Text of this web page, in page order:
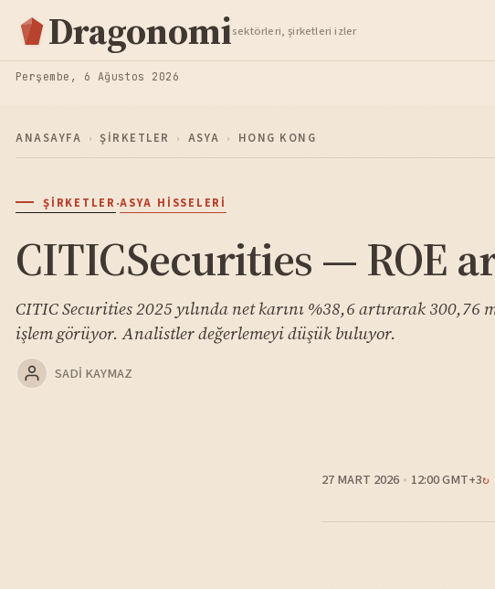
Dragonomisektörleri, şirketleri izler
Perşembe, 6 Ağustos 2026
ANASAYFA › ŞIRKETLER › ASYA › HONG KONG
ŞIRKETLER·ASYA HISSELERI
CITICSecurities — ROE
CITIC Securities 2025 yılında net karını %38,6 artırarak
işlem görüyor. Analistler değerlemeyi düşük buluyor.
SADI KAYMAZ
27 MART 2026 12:00 GMT+3